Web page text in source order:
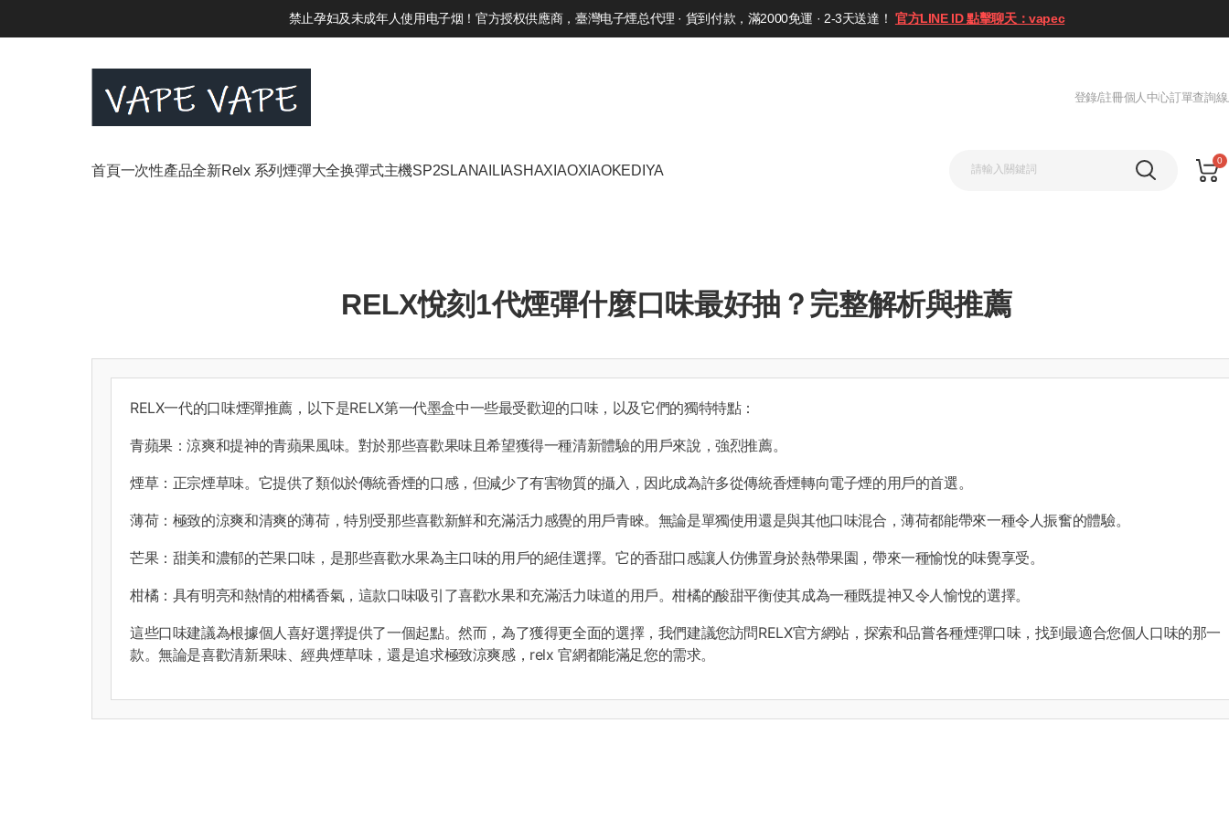
禁止孕妇及未成年人使用电子烟！官方授权供應商，臺灣电子煙总代理 · 貨到付款，滿2000免運 · 2-3天送達！ 官方LINE ID 點擊聊天：vapec
登錄/註冊個人中心訂單查詢
首頁一次性產品全新Relx 系列煙彈大全换彈式主機SP2S LANA ILIASHAXIAOXIAOKEDIYA
0
RELX悅刻1代煙彈什麼口味最好抽？完整解析與推薦
RELX一代的口味煙彈推薦，以下是RELX第一代墨盒中一些最受歡迎的口味，以及它們的獨特特點：
青蘋果：涼爽和提神的青蘋果風味。對於那些喜歡果味且希望獲得一種清新體驗的用戶來說，強烈推薦。
煙草：正宗煙草味。它提供了類似於傳統香煙的口感，但減少了有害物質的攝入，因此成為許多從傳統香煙轉向電子煙的用戶的首選。
薄荷：極致的涼爽和清爽的薄荷，特別受那些喜歡新鮮和充滿活力感覺的用戶青睞。無論是單獨使用還是與其他口味混合，薄荷都能帶來一種令人振奮的體驗。
芒果：甜美和濃郁的芒果口味，是那些喜歡水果為主口味的用戶的絕佳選擇。它的香甜口感讓人仿佛置身於熱帶果園，帶來一種愉悅的味覺享受。
柑橘：具有明亮和熱情的柑橘香氣，這款口味吸引了喜歡水果和充滿活力味道的用戶。柑橘的酸甜平衡使其成為一種既提神又令人愉悅的選擇。
這些口味建議為根據個人喜好選擇提供了一個起點。然而，為了獲得更全面的選擇，我們建議您訪問RELX官方網站，探索和品嘗各種煙彈口味，找到最適合您個人口味的那一
款。無論是喜歡清新果味、經典煙草味，還是追求極致涼爽感， relx 官網都能滿足您的需求。